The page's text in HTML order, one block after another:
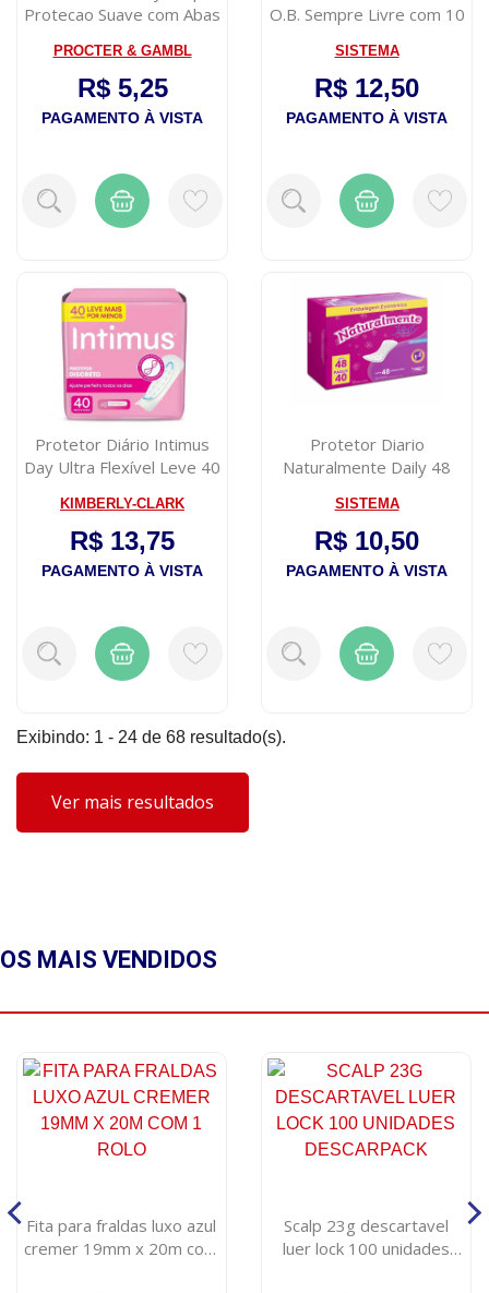
Protecao Suave com Abas
PROCTER & GAMBL
R$ 5,25
PAGAMENTO À VISTA
O.B. Sempre Livre com 10
SISTEMA
R$ 12,50
PAGAMENTO À VISTA
Protetor Diário Intimus
Day Ultra Flexível Leve 40
KIMBERLY-CLARK
R$ 13,75
PAGAMENTO À VISTA
Protetor Diario
Naturalmente Daily 48
SISTEMA
R$ 10,50
PAGAMENTO À VISTA
Exibindo: 1 - 24 de 68 resultado(s).
Ver mais resultados
OS MAIS VENDIDOS
Fita para fraldas luxo azul
cremer 19mm x 20m com
Scalp 23g descartavel
luer lock 100 unidades